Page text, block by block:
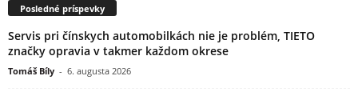
Posledné príspevky
Servis pri čínskych automobilkách nie je problém, TIETO
značky opravia v takmer každom okrese
Tomáš Bíly - 6. augusta 2026